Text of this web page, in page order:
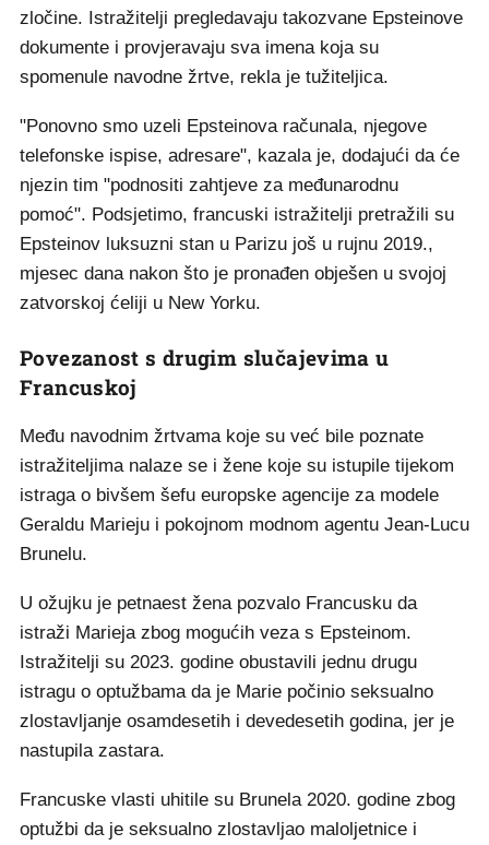
zločine. Istražitelji pregledavaju takozvane Epsteinove
dokumente i provjeravaju sva imena koja su
spomenule navodne žrtve, rekla je tužiteljica.
"Ponovno smo uzeli Epsteinova računala, njegove
telefonske ispise, adresare", kazala je, dodajući da će
njezin tim "podnositi zahtjeve za međunarodnu
pomoć". Podsjetimo, francuski istražitelji pretražili su
Epsteinov luksuzni stan u Parizu još u rujnu 2019.,
mjesec dana nakon što je pronađen obješen u svojoj
zatvorskoj ćeliji u New Yorku.
Povezanost s drugim slučajevima u
Francuskoj
Među navodnim žrtvama koje su već bile poznate
istražiteljima nalaze se i žene koje su istupile tijekom
istraga o bivšem šefu europske agencije za modele
Geraldu Marieju i pokojnom modnom agentu Jean-Lucu
Brunelu.
U ožujku je petnaest žena pozvalo Francusku da
istraži Marieja zbog mogućih veza s Epsteinom.
Istražitelji su 2023. godine obustavili jednu drugu
istragu o optužbama da je Marie počinio seksualno
zlostavljanje osamdesetih i devedesetih godina, jer je
nastupila zastara.
Francuske vlasti uhitile su Brunela 2020. godine zbog
optužbi da je seksualno zlostavljao maloljetnice i